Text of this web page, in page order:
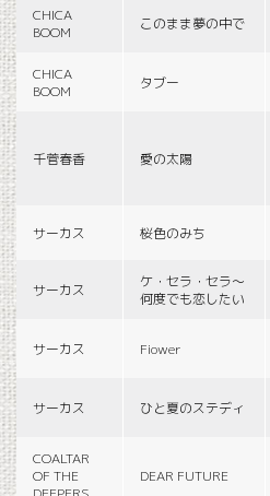
CHICA
BOOM
このまま夢の中で
CHICA
BOOM
タブー
千菅春香 愛の太陽
サーカス 桜色のみち
サーカス
ケ・セラ・セラ〜
何度でも恋したい
サーカス Fiower
サーカス ひと夏のステディ
COALTAR
OF THE
DEAR FUTURE